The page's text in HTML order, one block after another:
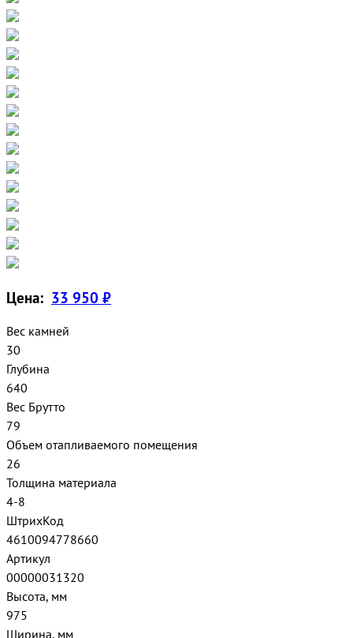
Цена: 33 950 ₽
Вес камней
30
Глубина
640
Вес Брутто
79
Объем отапливаемого помещения
26
Толщина материала
4-8
ШтрихКод
4610094778660
Артикул
00000031320
Высота, мм
975
Ширина, мм